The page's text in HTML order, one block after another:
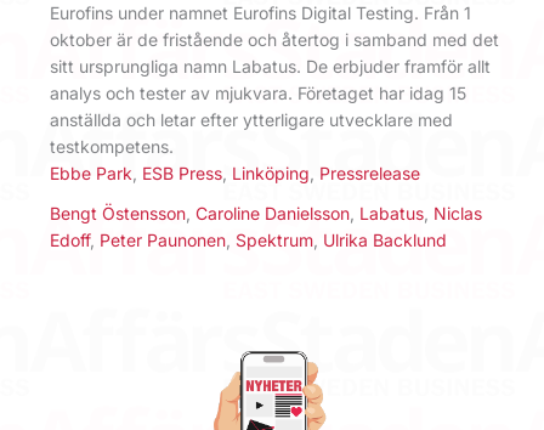
Eurofins under namnet Eurofins Digital Testing. Från 1
oktober är de fristående och återtog i samband med det
sitt ursprungliga namn Labatus. De erbjuder framför allt
analys och tester av mjukvara. Företaget har idag 15
anställda och letar efter ytterligare utvecklare med
testkompetens.
Ebbe Park ESB Press Linköping Pressrelease
Bengt Östensson, Caroline Danielsson, Labatus, Niclas
Edoff, Peter Paunonen, Spektrum, Ulrika Backlund